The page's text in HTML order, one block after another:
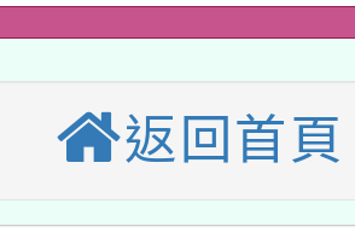
學年度第1次
招考甄選結果公
學年度第2次
考甄選結果公告(
原住民族委員會
原住民族歲時祭
年暑期犯罪預防
返回首頁